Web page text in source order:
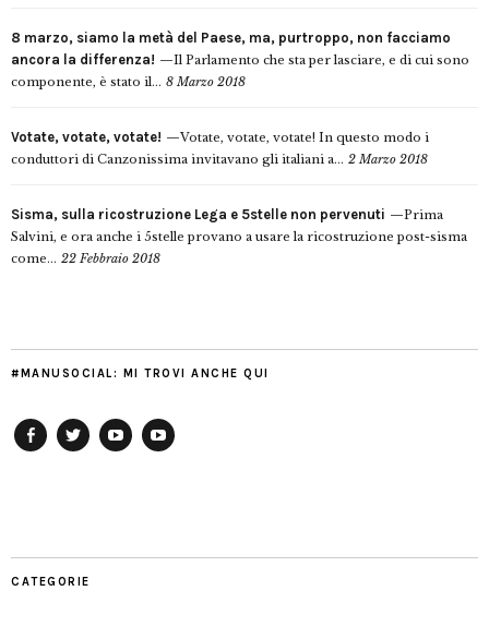
8 marzo, siamo la metà del Paese, ma, purtroppo, non facciamo
ancora la differenza!
Il Parlamento che sta per lasciare, e di cui sono
componente, è stato il... 8 Marzo 2018
Votate, votate, votate!
Votate, votate, votate! In questo modo i
conduttori di Canzonissima invitavano gli italiani a... 2 Marzo 2018
Sisma, sulla ricostruzione Lega e 5stelle non pervenuti
Prima
Salvini, e ora anche i 5stelle provano a usare la ricostruzione post-sisma
come... 22 Febbraio 2018
#MANUSOCIAL: MI TROVI ANCHE QUI
CATEGORIE